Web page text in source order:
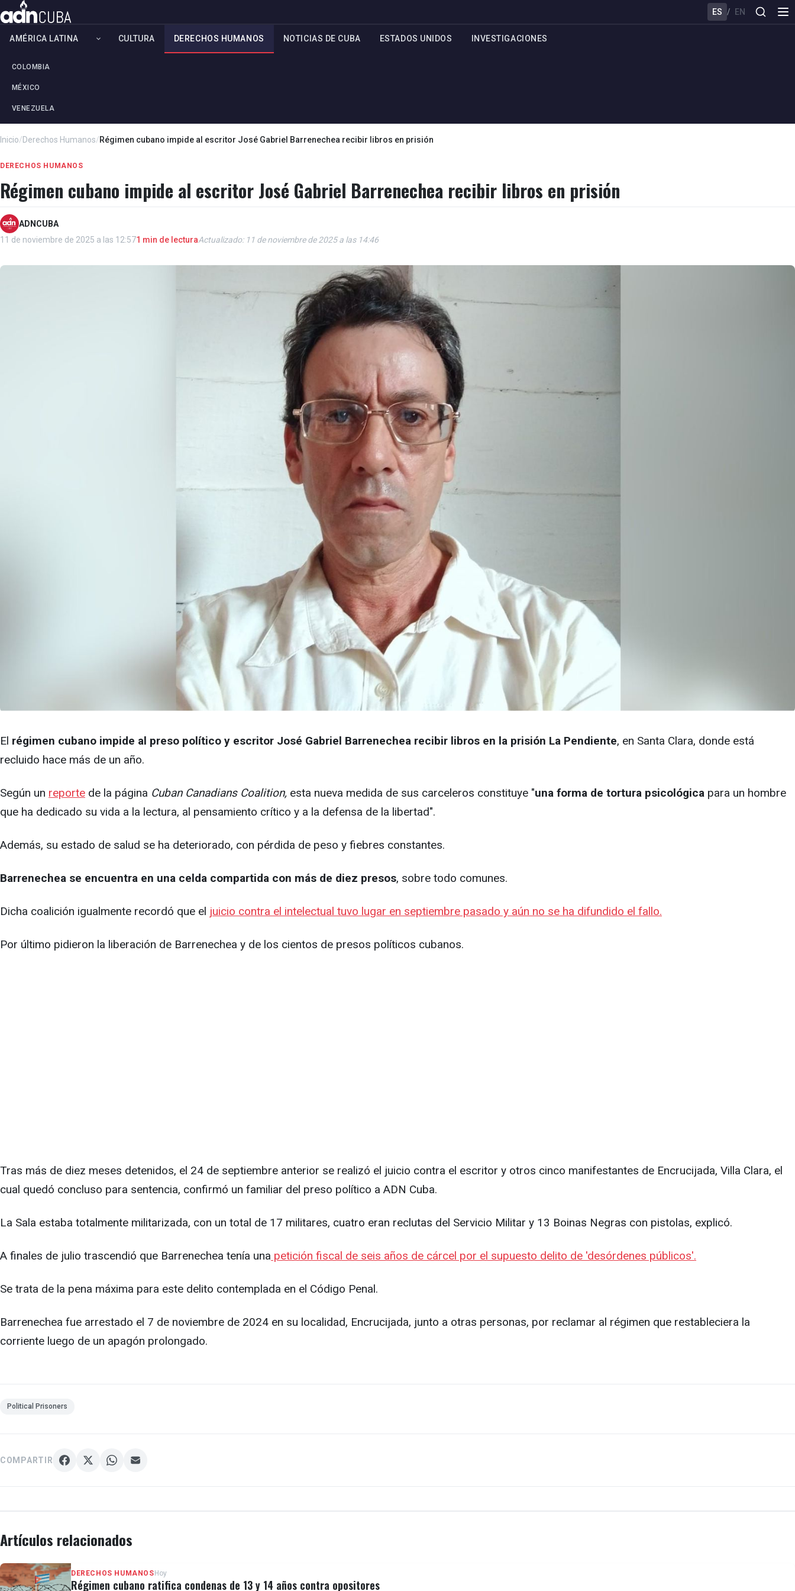
ES / EN
AMÉRICA LATINA
COLOMBIA
MÉXICO
VENEZUELA
CULTURA DERECHOS HUMANOS NOTICIAS DE CUBA ESTADOS UNIDOS INVESTIGACIONES
Inicio/Derechos Humanos/Régimen cubano impide al escritor José Gabriel Barrenechea recibir libros en prisión
DERECHOS HUMANOS
Régimen cubano impide al escritor José Gabriel Barrenechea recibir libros en prisión
ADNCUBA
11 de noviembre de 2025 a las 12:571 min de lecturaActualizado: 11 de noviembre de 2025 a las 14:46
El régimen cubano impide al preso político y escritor José Gabriel Barrenechea recibir libros en la prisión La Pendiente, en Santa Clara, donde está
recluido hace más de un año.
Según un reporte de la página Cuban Canadians Coalition, esta nueva medida de sus carceleros constituye "una forma de tortura psicológica para un hombre
que ha dedicado su vida a la lectura, al pensamiento crítico y a la defensa de la libertad".
Además, su estado de salud se ha deteriorado, con pérdida de peso y fiebres constantes.
Barrenechea se encuentra en una celda compartida con más de diez presos, sobre todo comunes.
Dicha coalición igualmente recordó que el juicio contra el intelectual tuvo lugar en septiembre pasado y aún no se ha difundido el fallo.
Por último pidieron la liberación de Barrenechea y de los cientos de presos políticos cubanos.
Tras más de diez meses detenidos, el 24 de septiembre anterior se realizó el juicio contra el escritor y otros cinco manifestantes de Encrucijada, Villa Clara, el
cual quedó concluso para sentencia, confirmó un familiar del preso político a ADN Cuba.
La Sala estaba totalmente militarizada, con un total de 17 militares, cuatro eran reclutas del Servicio Militar y 13 Boinas Negras con pistolas, explicó.
A finales de julio trascendió que Barrenechea tenía una petición fiscal de seis años de cárcel por el supuesto delito de 'desórdenes públicos'.
Se trata de la pena máxima para este delito contemplada en el Código Penal.
Barrenechea fue arrestado el 7 de noviembre de 2024 en su localidad, Encrucijada, junto a otras personas, por reclamar al régimen que restableciera la
corriente luego de un apagón prolongado.
Political Prisoners
COMPARTIR
Artículos relacionados
DERECHOS HUMANOS Hoy
Régimen cubano ratifica condenas de 13 y 14 años contra opositores